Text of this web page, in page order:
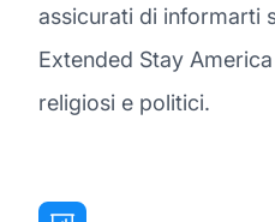
assicurati di informarti
Extended Stay
religiosi e politici.